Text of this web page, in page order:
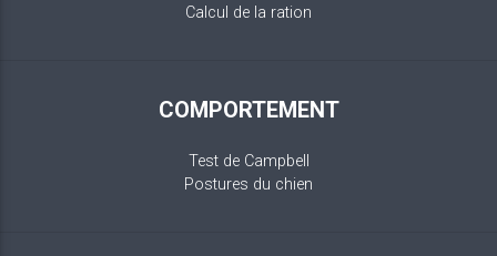
Calcul de la ration
COMPORTEMENT
Test de Campbell
Postures du chien